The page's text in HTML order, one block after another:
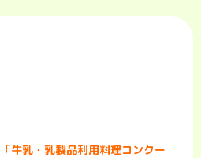
「牛乳・乳製品利用料理コンクー